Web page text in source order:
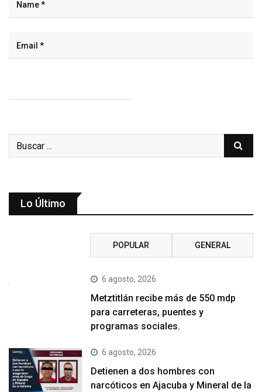
Lo Último
POPULAR GENERAL
6 agosto, 2026
Metztitlán recibe más de 550 mdp
para carreteras, puentes y
programas sociales.
6 agosto, 2026
Detienen a dos hombres con
narcóticos en Ajacuba y Mineral de la